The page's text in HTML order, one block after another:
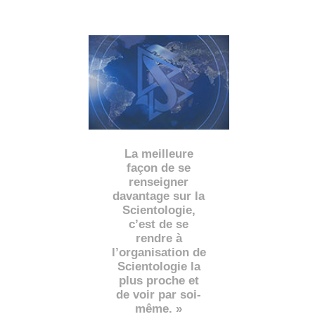
La meilleure
façon de se
renseigner
davantage sur la
Scientologie,
c’est de se
rendre à
l’organisation de
Scientologie la
plus proche et
de voir par soi-
même. »